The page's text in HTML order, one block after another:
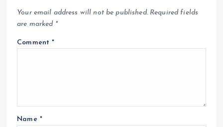
Your email address will not be published. Required fields
are marked *
Comment*
Name *